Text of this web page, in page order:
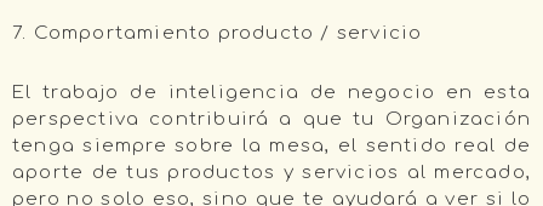
7. Comportamiento producto / servicio
El trabajo de inteligencia de negocio en esta
perspectiva contribuirá a que tu Organización
tenga siempre sobre la mesa, el sentido real de
aporte de tus productos y servicios al mercado,
pero no solo eso, sino que te ayudará a ver si lo